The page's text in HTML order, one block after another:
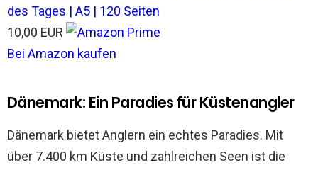
des Tages | A5 | 120 Seiten
10,00 EUR
Bei Amazon kaufen
Dänemark: Ein Paradies für Küstenangler
Dänemark bietet Anglern ein echtes Paradies. Mit
über 7.400 km Küste und zahlreichen Seen ist die